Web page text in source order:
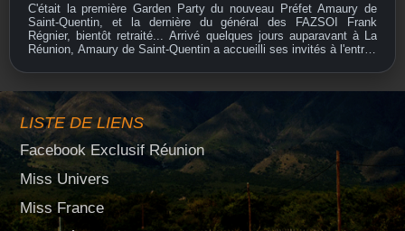
C'était la première Garden Party du nouveau Préfet Amaury de
Saint-Quentin, et la dernière du général des FAZSOI Frank
Régnier, bientôt retraité... Arrivé quelques jours auparavant à La
Réunion, Amaury de Saint-Quentin a accueilli ses invités à l'entrée
LISTE DE LIENS
Facebook Exclusif Réunion
Miss Univers
Miss France